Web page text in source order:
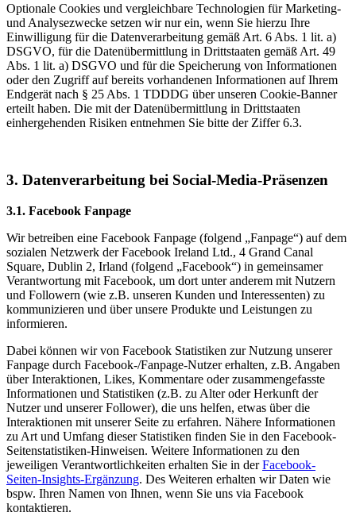
Optionale Cookies und vergleichbare Technologien für Marketing-
und Analysezwecke setzen wir nur ein, wenn Sie hierzu Ihre
Einwilligung für die Datenverarbeitung gemäß Art. 6 Abs. 1 lit. a)
DSGVO, für die Datenübermittlung in Drittstaaten gemäß Art. 49
Abs. 1 lit. a) DSGVO und für die Speicherung von Informationen
oder den Zugriff auf bereits vorhandenen Informationen auf Ihrem
Endgerät nach § 25 Abs. 1 TDDDG über unseren Cookie-Banner
erteilt haben. Die mit der Datenübermittlung in Drittstaaten
einhergehenden Risiken entnehmen Sie bitte der Ziffer 6.3.
3. Datenverarbeitung bei Social-Media-Präsenzen
3.1. Facebook Fanpage
Wir betreiben eine Facebook Fanpage (folgend „Fanpage“) auf dem
sozialen Netzwerk der Facebook Ireland Ltd., 4 Grand Canal
Square, Dublin 2, Irland (folgend „Facebook“) in gemeinsamer
Verantwortung mit Facebook, um dort unter anderem mit Nutzern
und Followern (wie z.B. unseren Kunden und Interessenten) zu
kommunizieren und über unsere Produkte und Leistungen zu
informieren.
Dabei können wir von Facebook Statistiken zur Nutzung unserer
Fanpage durch Facebook-/Fanpage-Nutzer erhalten, z.B. Angaben
über Interaktionen, Likes, Kommentare oder zusammengefasste
Informationen und Statistiken (z.B. zu Alter oder Herkunft der
Nutzer und unserer Follower), die uns helfen, etwas über die
Interaktionen mit unserer Seite zu erfahren. Nähere Informationen
zu Art und Umfang dieser Statistiken finden Sie in den Facebook-
Seitenstatistiken-Hinweisen. Weitere Informationen zu den
jeweiligen Verantwortlichkeiten erhalten Sie in derFacebook-
Seiten-Insights-Ergänzung. Des Weiteren erhalten wir Daten wie
bspw. Ihren Namen von Ihnen, wenn Sie uns via Facebook
kontaktieren.